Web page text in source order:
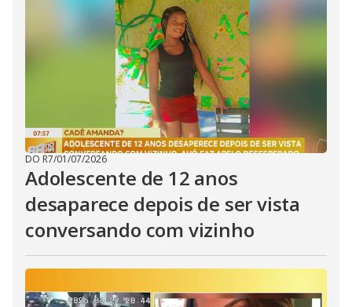
DO R7/01/07/2026
Adolescente de 12 anos
desaparece depois de ser vista
conversando com vizinho